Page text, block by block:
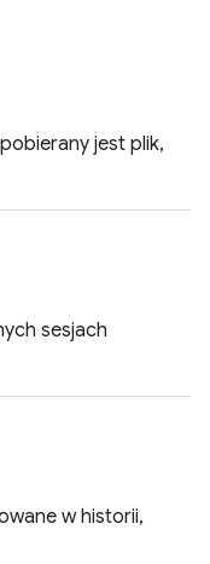
jest plik,
sesjach
w historii,